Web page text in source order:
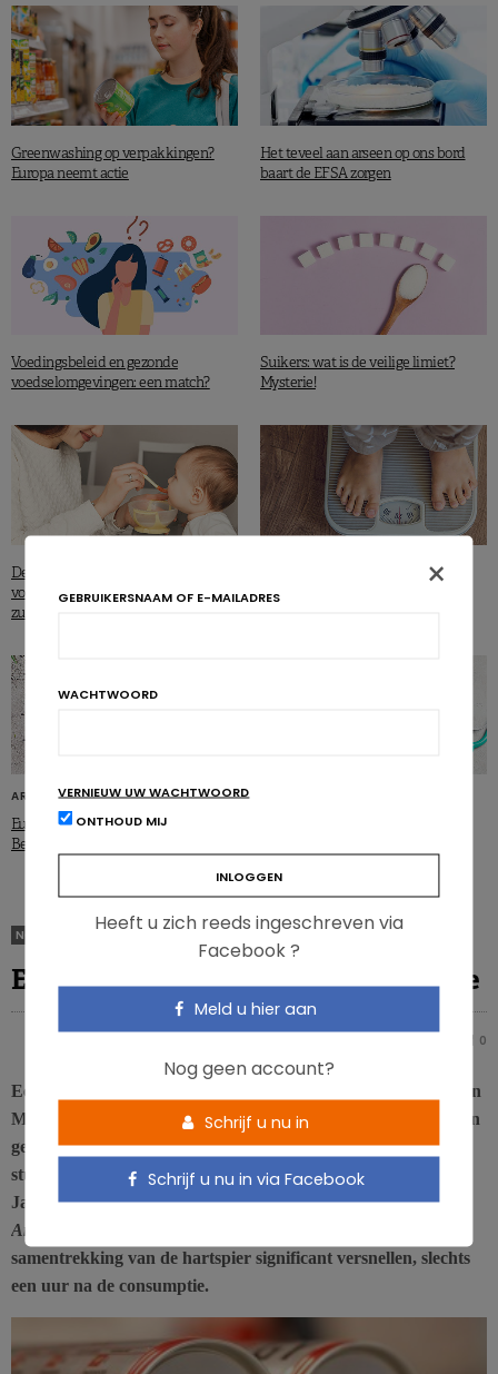
Greenwashing op verpakkingen?
Europa neemt actie
Het teveel aan arseen op ons bord
baart de EFSA zorgen
Voedingsbeleid en gezonde
voedselomgevingen: een match?
Suikers: wat is de veilige limiet?
Mysterie!
De EFSA herbekijkt
voedingsdiversificatie voor
zuigelingen
Kinderobesitas in Europa: België is
een goede leerling
ARTIKELS
Europese consumptie van groenten:
België koploper
NON CLASSIFIÉ(E)
Energiedranken wijzigen de hartfunctie
0
Een studie van de universiteit van Bonn heeft aan de hand van
MRI-scans aangetoond dat energiedranken de hartfunctie van
gezonde volwassenen beïnvloeden. De conclusies van deze
studie, die op 1 december werden gepresenteerd op de
Jaarvergadering 2013 van deRadiological Society of North
America
samentrekking van de hartspier significant versnellen, slechts
een uur na de consumptie.
×
GEBRUIKERSNAAM OF E-MAILADRES
WACHTWOORD
VERNIEUW UW WACHTWOORD
ONTHOUD MIJ
Heeft u zich reeds ingeschreven via
Facebook ?
Meld u hier aan
Nog geen account?
Schrijf u nu in
Schrijf u nu in via Facebook